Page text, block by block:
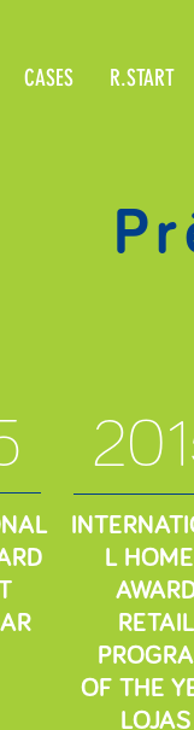
CASES R.START
L
RETAIL
OF THE
LOJAS